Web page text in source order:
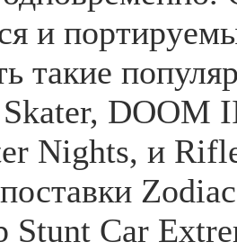
и
такие
DOOM
Nights, и
Stunt Car